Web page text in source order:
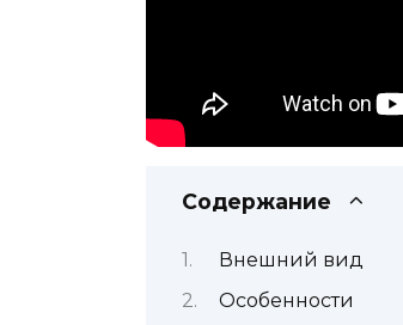
Содержание
Внешний вид
Особенности